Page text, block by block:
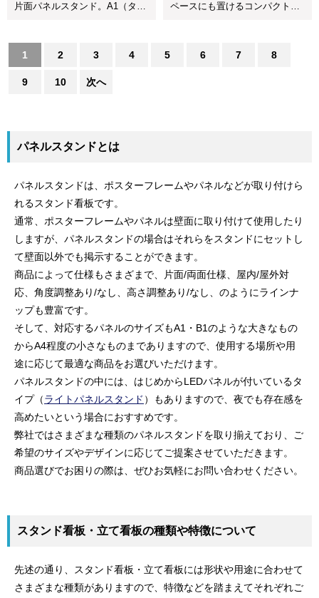
片面パネルスタンド。A1（タ
ペースにも置けるコンパクト設
1 2 3 4 5 6 7 8
9 10 次へ
パネルスタンドとは
パネルスタンドは、ポスターフレームやパネルなどが取り付けら
れるスタンド看板です。
通常、ポスターフレームやパネルは壁面に取り付けて使用したり
しますが、パネルスタンドの場合はそれらをスタンドにセットし
て壁面以外でも掲示することができます。
商品によって仕様もさまざまで、片面/両面仕様、屋内/屋外対
応、角度調整あり/なし、高さ調整あり/なし、のようにラインナ
ップも豊富です。
そして、対応するパネルのサイズもA1・B1のような大きなもの
からA4程度の小さなものまでありますので、使用する場所や用
途に応じて最適な商品をお選びいただけます。
パネルスタンドの中には、はじめからLEDパネルが付いているタ
イプ（ライトパネルスタンド ）もありますので、夜でも存在感を
高めたいという場合におすすめです。
弊社ではさまざまな種類のパネルスタンドを取り揃えており、ご
希望のサイズやデザインに応じてご提案させていただきます。
商品選びでお困りの際は、ぜひお気軽にお問い合わせください。
スタンド看板・立て看板の種類や特徴について
先述の通り、スタンド看板・立て看板には形状や用途に合わせて
さまざまな種類がありますので、特徴などを踏まえてそれぞれご